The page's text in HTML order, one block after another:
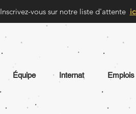
Inscrivez-vous sur notre liste d'attente
Équipe Internat Emplois